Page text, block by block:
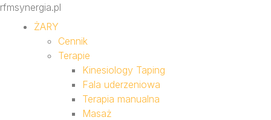
rfmsynergia.pl
ŻARY
Cennik
Terapie
Kinesiology Taping
Fala uderzeniowa
Terapia manualna
Masaż